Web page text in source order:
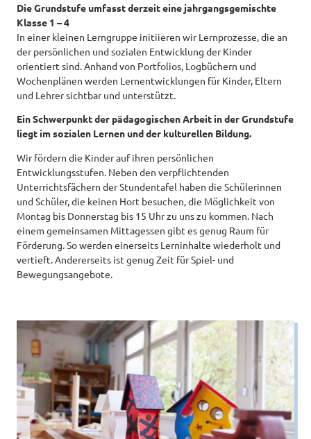
Die Grundstufe umfasst derzeit eine jahrgangsgemischte
Klasse 1 – 4
In einer kleinen Lerngruppe initiieren wir Lernprozesse, die an
der persönlichen und sozialen Entwicklung der Kinder
orientiert sind. Anhand von Portfolios, Logbüchern und
Wochenplänen werden Lernentwicklungen für Kinder, Eltern
und Lehrer sichtbar und unterstützt.
Ein Schwerpunkt der pädagogischen Arbeit in der Grundstufe
liegt im sozialen Lernen und der kulturellen Bildung.
Wir fördern die Kinder auf ihren persönlichen
Entwicklungsstufen. Neben den verpflichtenden
Unterrichtsfächern der Stundentafel haben die Schülerinnen
und Schüler, die keinen Hort besuchen, die Möglichkeit von
Montag bis Donnerstag bis 15 Uhr zu uns zu kommen. Nach
einem gemeinsamen Mittagessen gibt es genug Raum für
Förderung. So werden einerseits Lerninhalte wiederholt und
vertieft. Andererseits ist genug Zeit für Spiel- und
Bewegungsangebote.